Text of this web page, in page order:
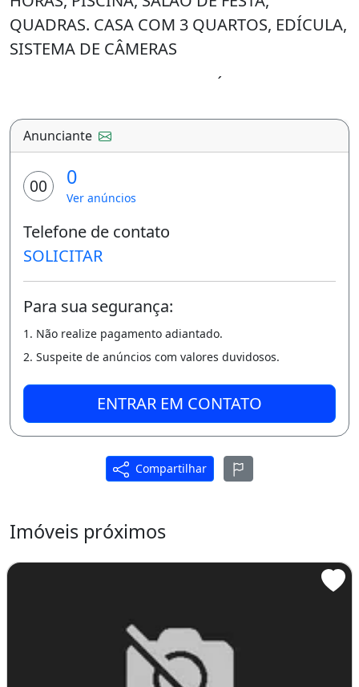
QUADRAS. CASA COM 3 QUARTOS, EDÍCULA,
SISTEMA DE CÂMERAS
ALUGO CASA NO CONDOMÍNIO FECHADO
HORAS, PISCINA, SALÃO DE FESTA,
QUADRAS. CASA COM 3 QUARTOS, EDÍCULA,
SISTEMA DE CÂMERAS
Características da casa:
Ar Condicionado
Piscina
Área De Serviço
Churrasqueira
Quarto De Empregada
Porteiro 24H
Ar-condicionado Churrasqueira
Piscina
Anunciante
00 0
Ver anúncios
Telefone de contato
SOLICITAR
Para sua segurança:
1. Não realize pagamento adiantado.
2. Suspeite de anúncios com valores duvidosos.
ENTRAR EM CONTATO
Compartilhar
Imóveis próximos